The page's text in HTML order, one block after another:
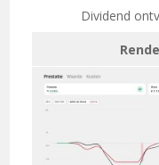
Dividend